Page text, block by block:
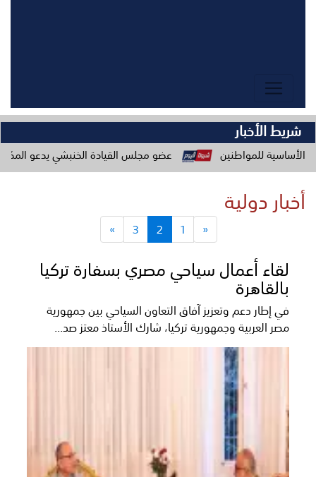
شريط الأخبار
عضو مجلس القيادة الخنبشي يدعو المكونات المجتمعية
أخبار دولية
«
1
2
3
»
لقاء أعمال سياحي مصري بسفارة تركيا
بالقاهرة
في إطار دعم وتعزيز آفاق التعاون السياحي بين جمهورية
مصر العربية وجمهورية تركيا، شارك الأستاذ معتز صد...